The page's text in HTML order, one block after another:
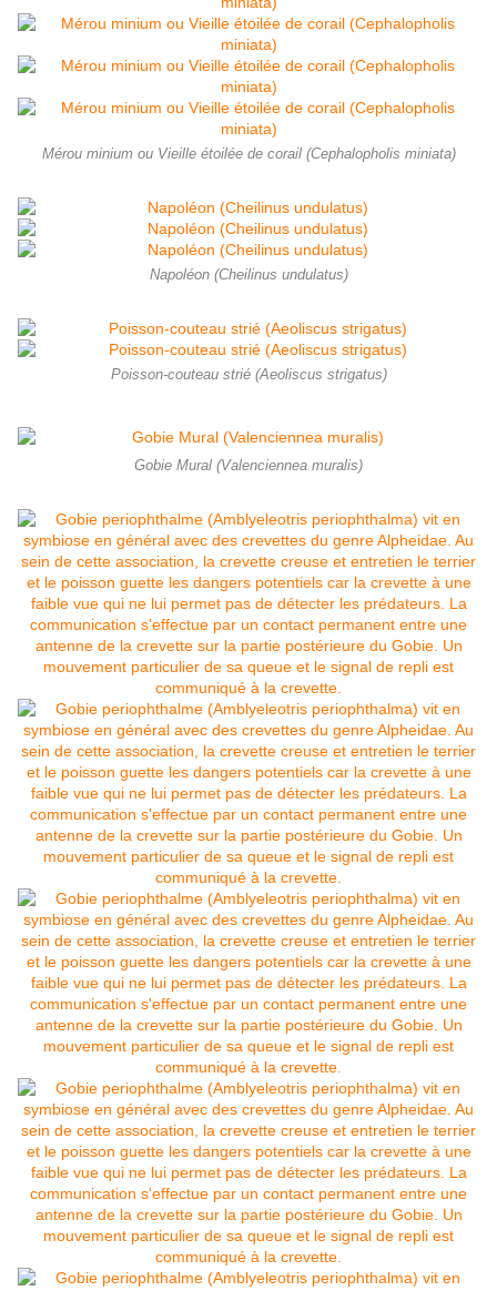
Mérou minium ou Vieille étoilée de corail (Cephalopholis miniata)
Napoléon (Cheilinus undulatus)
Poisson-couteau strié (Aeoliscus strigatus)
Gobie Mural (Valenciennea muralis)